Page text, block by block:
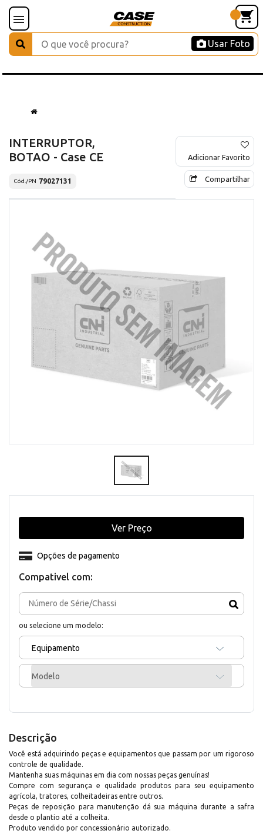
Usar Foto
INTERRUPTOR,
BOTAO - Case CE
Cód./PN 79027131
Adicionar Favorito
Compartilhar
Compativel com:
ou selecione um modelo:
Equipamento
Modelo
Opções de pagamento
Ver Preço
Descrição
Você está adquirindo peças e equipamentos que passam por um rigoroso
controle de qualidade.
Mantenha suas máquinas em dia com nossas peças genuínas!
Compre com segurança e qualidade produtos para seu equipamento
agrícola, tratores, colheitadeiras entre outros.
Peças de reposição para manutenção dá sua máquina durante a safra
desde o plantio até a colheita.
Produto vendido por concessionário autorizado.